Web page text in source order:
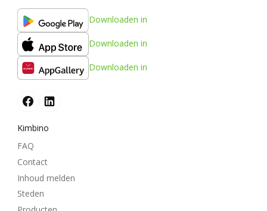
Downloaden in
Downloaden in
Downloaden in
Kimbino
FAQ
Contact
Inhoud melden
Steden